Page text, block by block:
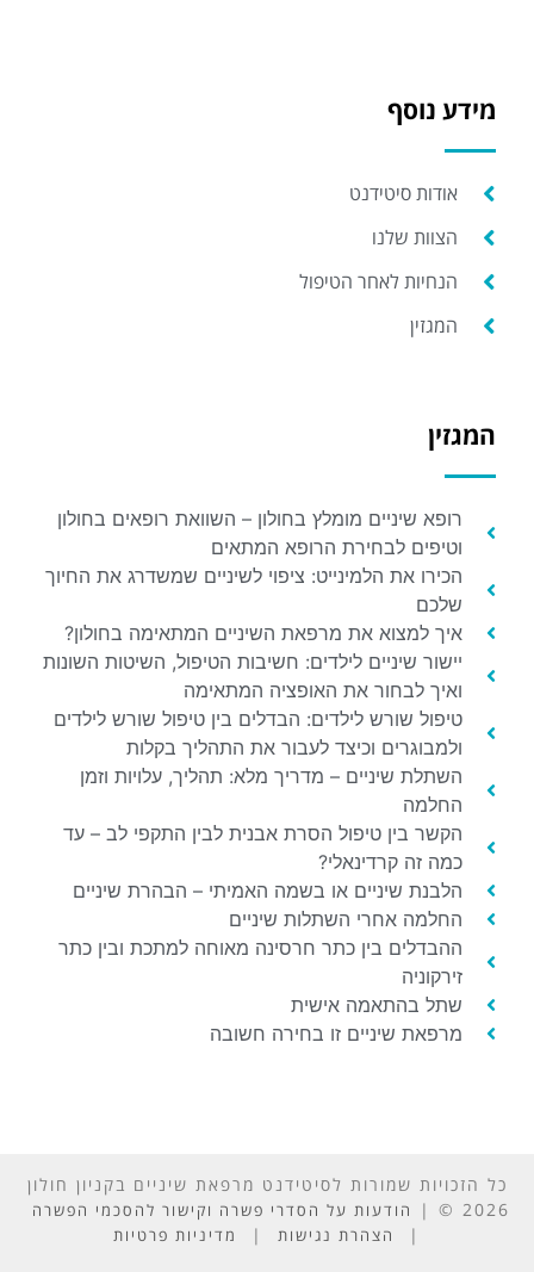
מידע נוסף
אודות סיטידנט
הצוות שלנו
הנחיות לאחר הטיפול
המגזין
המגזין
רופא שיניים מומלץ בחולון – השוואת רופאים בחולון
וטיפים לבחירת הרופא המתאים
הכירו את הלמינייט: ציפוי לשיניים שמשדרג את החיוך
שלכם
איך למצוא את מרפאת השיניים המתאימה בחולון?
יישור שיניים לילדים: חשיבות הטיפול, השיטות השונות
ואיך לבחור את האופציה המתאימה
טיפול שורש לילדים: הבדלים בין טיפול שורש לילדים
ולמבוגרים וכיצד לעבור את התהליך בקלות
השתלת שיניים – מדריך מלא: תהליך, עלויות וזמן
החלמה
הקשר בין טיפול הסרת אבנית לבין התקפי לב – עד
כמה זה קרדינאלי?
הלבנת שיניים או בשמה האמיתי – הבהרת שיניים
החלמה אחרי השתלות שיניים
ההבדלים בין כתר חרסינה מאוחה למתכת ובין כתר
זירקוניה
שתל בהתאמה אישית
מרפאת שיניים זו בחירה חשובה
כל הזכויות שמורות לסיטידנט מרפאת שיניים בקניון חולון
2026 © |
הודעות על הסדרי פשרה וקישור להסכמי הפשרה
| הצהרת נגישות | מדיניות פרטיות